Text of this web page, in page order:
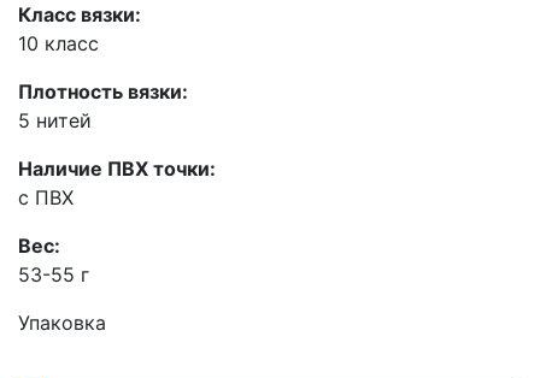
Класс вязки:
10 класс
Плотность вязки:
5 нитей
Наличие ПВХ точки:
с ПВХ
Вес:
53-55 г
Упаковка